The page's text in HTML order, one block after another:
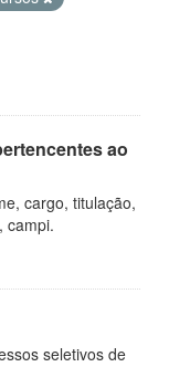
ao
cargo, titulação,
campi.
seletivos de